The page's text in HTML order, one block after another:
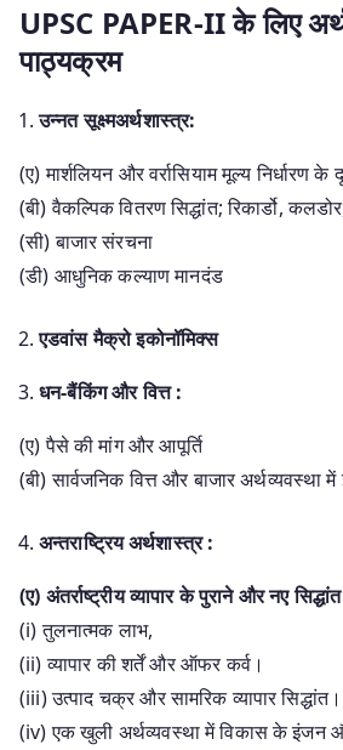
UPSC PAPER-II के लिए
पाठ्यक्रम
उन्नत सूक्ष्मअर्थशास्त्र:
(ए) मार्शलियन और वर्रासियाम मूल्य निर्धारण के
(बी) वैकल्पिक वितरण सिद्धांत; रिकार्डो,
(सी) बाजार संरचना
(डी) आधुनिक कल्याण मानदंड
एडवांस मैक्रो इकोनॉमिक्स
धन-बैंकिंग और वित्त :
(ए) पैसे की मांग और आपूर्ति
(बी) सार्वजनिक वित्त और बाजार अर्थव्यवस्था
अन्तराष्ट्रिय अर्थशास्त्र :
(ए) अंतर्राष्ट्रीय व्यापार के पुराने और नए
(i) तुलनात्मक लाभ,
(ii) व्यापार की शर्तें और ऑफर कर्व।
(iii) उत्पाद चक्र और सामरिक व्यापार सिद्धांत।
(iv) एक खुली अर्थव्यवस्था में विकास के इंजन